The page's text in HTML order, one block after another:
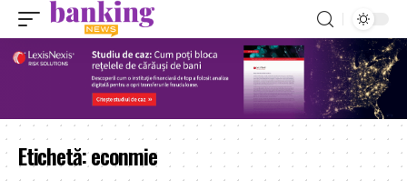
Etichetă:econmie